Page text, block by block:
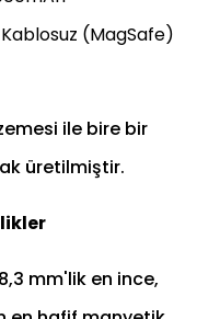
(MagSafe)
ile bire bir
üretilmiştir.
mm'lik en ince,